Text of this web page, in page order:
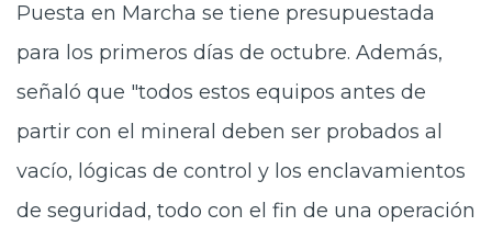
Puesta en Marcha se tiene presupuestada
para los primeros días de octubre. Además,
señaló que "todos estos equipos antes de
partir con el mineral deben ser probados al
vacío, lógicas de control y los enclavamientos
de seguridad, todo con el fin de una operación